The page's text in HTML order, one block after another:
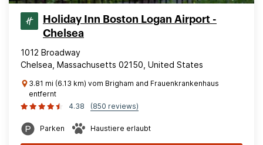
Holiday Inn Boston Logan Airport -
Chelsea
1012 Broadway
Chelsea, Massachusetts 02150, United States
3.81 mi (6.13 km) vom Brigham and Frauenkrankenhaus
entfernt
4.38
(850 reviews)
Parken Haustiere erlaubt